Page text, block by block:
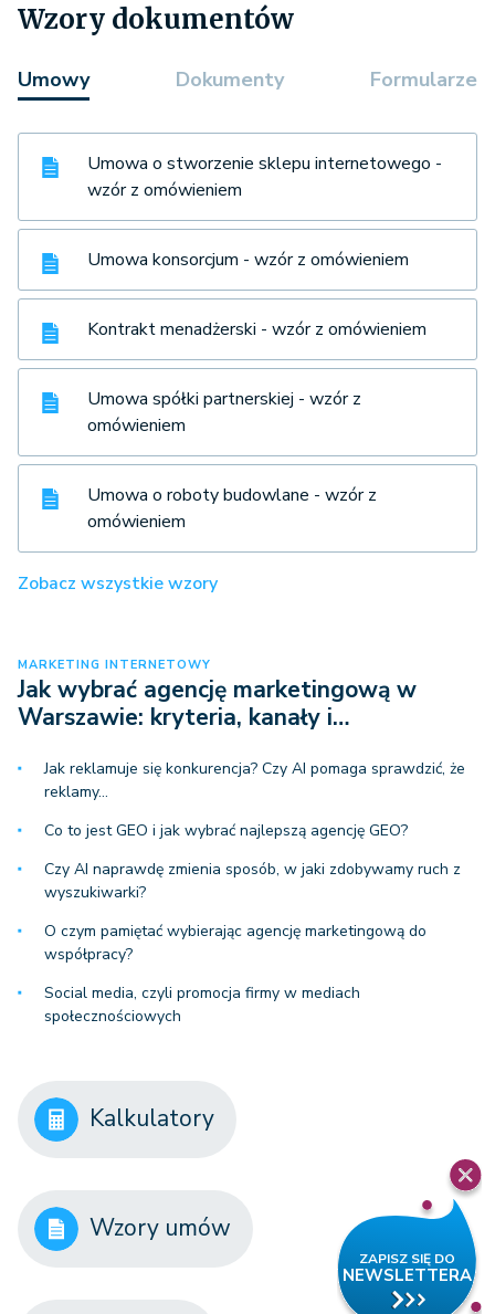
Wzory dokumentów
Umowy Dokumenty Formularze
Umowa o stworzenie sklepu internetowego -
wzór z omówieniem
Umowa konsorcjum - wzór z omówieniem
Kontrakt menadżerski - wzór z omówieniem
Umowa spółki partnerskiej - wzór z
omówieniem
Umowa o roboty budowlane - wzór z
omówieniem
Zobacz wszystkie wzory
MARKETING INTERNETOWY
Jak wybrać agencję marketingową w
Warszawie: kryteria, kanały i…
Jak reklamuje się konkurencja? Czy AI pomaga sprawdzić, że
reklamy…
Co to jest GEO i jak wybrać najlepszą agencję GEO?
Czy AI naprawdę zmienia sposób, w jaki zdobywamy ruch z
wyszukiwarki?
O czym pamiętać wybierając agencję marketingową do
współpracy?
Social media, czyli promocja firmy w mediach
społecznościowych
Kalkulatory
Wzory umów